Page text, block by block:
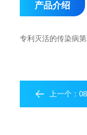
产品介绍
专利灭活的传染病
上一个：